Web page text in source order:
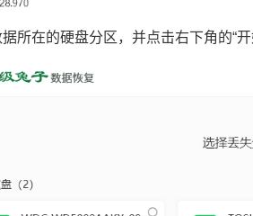
所在的硬盘分区，并点击右下角的“